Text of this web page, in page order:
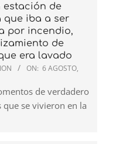
estación de
que iba a ser
por incendio,
de
era lavado
ON: 6 AGOSTO,
de verdadero
que se vivieron en la